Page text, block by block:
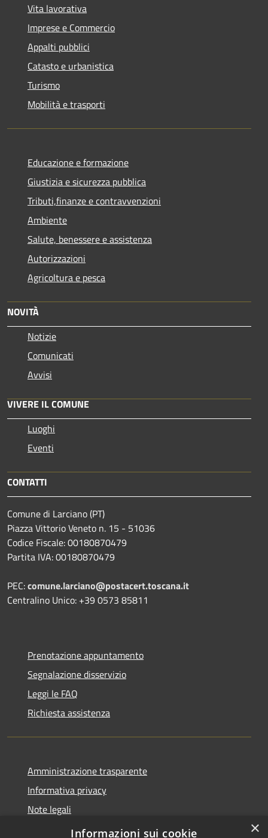
Vita lavorativa
Imprese e Commercio
Appalti pubblici
Catasto e urbanistica
Turismo
Mobilità e trasporti
Educazione e formazione
Giustizia e sicurezza pubblica
Tributi,finanze e contravvenzioni
Ambiente
Salute, benessere e assistenza
Autorizzazioni
Agricoltura e pesca
NOVITÀ
Notizie
Comunicati
Avvisi
VIVERE IL COMUNE
Luoghi
Eventi
CONTATTI
Comune di Larciano (PT)
Piazza Vittorio Veneto n. 15 - 51036
Codice Fiscale: 00180870479
Partita IVA: 00180870479
PEC:comune.larciano@postacert.toscana.it
Centralino Unico: +39 0573 85811
Prenotazione appuntamento
Segnalazione disservizio
Leggi le FAQ
Richiesta assistenza
Amministrazione trasparente
Informativa privacy
Note legali
Dichiarazione di accessibilità
×
Informazioni sui cookie